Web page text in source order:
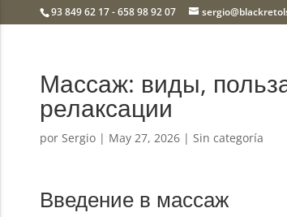
93 849 62 17 - 658 98 92 07
Массаж: виды,
релаксации
porSergio | May 27, 2026 | Sin categoría
Введение в массаж